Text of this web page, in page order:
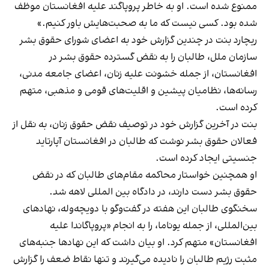
ممنوع شده است. او به خاطر پروپاگند علیه افغانستان موظف
شده بود. کسی نیست که ما به صحبت‌هایش باور کنیم.»
ریچارد بنت در چندین گزارش خود به اعضای شورای حقوق بشر
سازمان ملل، طالبان را به نقض گسترده حقوق بشر در
افغانستان، از جمله خشونت علیه زنان، اعضای جامعه مدنی،
رسانه‌ها، نظامیان پیشین و اقلیت‌های قومی و مذهبی، متهم
کرده است.
بنت در آخرین گزارش خود در توصیف نقض حقوق زنان، به نقل از
فعالان حقوق بشر نوشت که طالبان در افغانستان آپارتاید
جنسیتی ایجاد کرده است.
او همچنین خواستار محاکمه مقام‌های طالبان که در نقض
حقوق بشر دست دارند، در دادگاه بین المللی لاهه شد.
سخنگوی طالبان این هفته در گفت‌وگو با دویچه‌وله، نهادهای
بین‌المللی، از جمله یوناما، را به انجام «پروپاگاندا علیه
افغانستان» متهم کرد. او بیان داشت که این نهادها جنبه‌های
مثبت رژیم طالبان را نادیده می‌گیرند و تنها نقاط ضعف را گزارش